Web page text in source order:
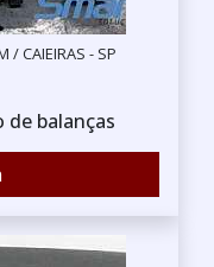
/ CAIEIRAS - SP
de balanças